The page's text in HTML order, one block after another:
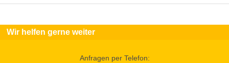
Wir helfen gerne weiter
Anfragen per Telefon: